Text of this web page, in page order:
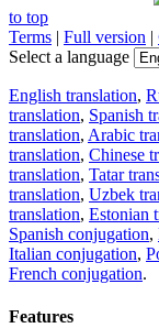
to top
Terms | Full version |
Select a language
English translation,
translation, Spanish
translation, Arabic
translation, Chinese
translation, Tatar
translation, Uzbek
translation, Estonian
Spanish conjugation,
Italian conjugation,
French conjugation.
Features